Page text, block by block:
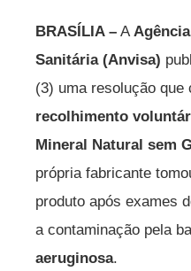
BRASÍLIA – A
Sanitária (Anvisa)
(3) uma resolução que
recolhimento
Mineral Natural sem
própria fabricante
produto após exames
a contaminação pela
aeruginosa.